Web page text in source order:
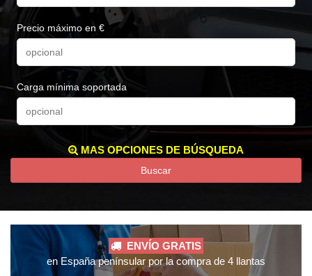
Precio máximo en €
Carga mínima soportada
MAS OPCIONES DE BÚSQUEDA
Buscar
ENVÍO GRATIS
en España penínsular por la compra de 4 llantas